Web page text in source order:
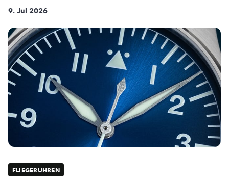
9. Jul 2026
FLIEGERUHREN